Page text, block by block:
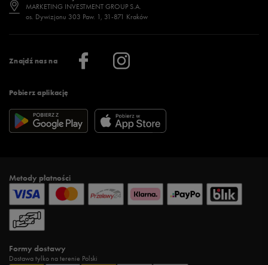
Znajdź nas na
Pobierz aplikację
Regulamin sklepu 50 style
Regulamin aplikacji 50 style
Więcej regulaminów >
Jak wybrać buty na zimę?
Więcej >
Stylizacje damskie
Sklepy stacjonarne
Klub 50 style
Praca
Informacje o firmie
MARKETING INVESTMENT GROUP S.A.
os. Dywizjonu 303 Paw. 1, 31-871 Kraków
Metody płatności
Formy dostawy
Dostawa tylko na terenie Polski